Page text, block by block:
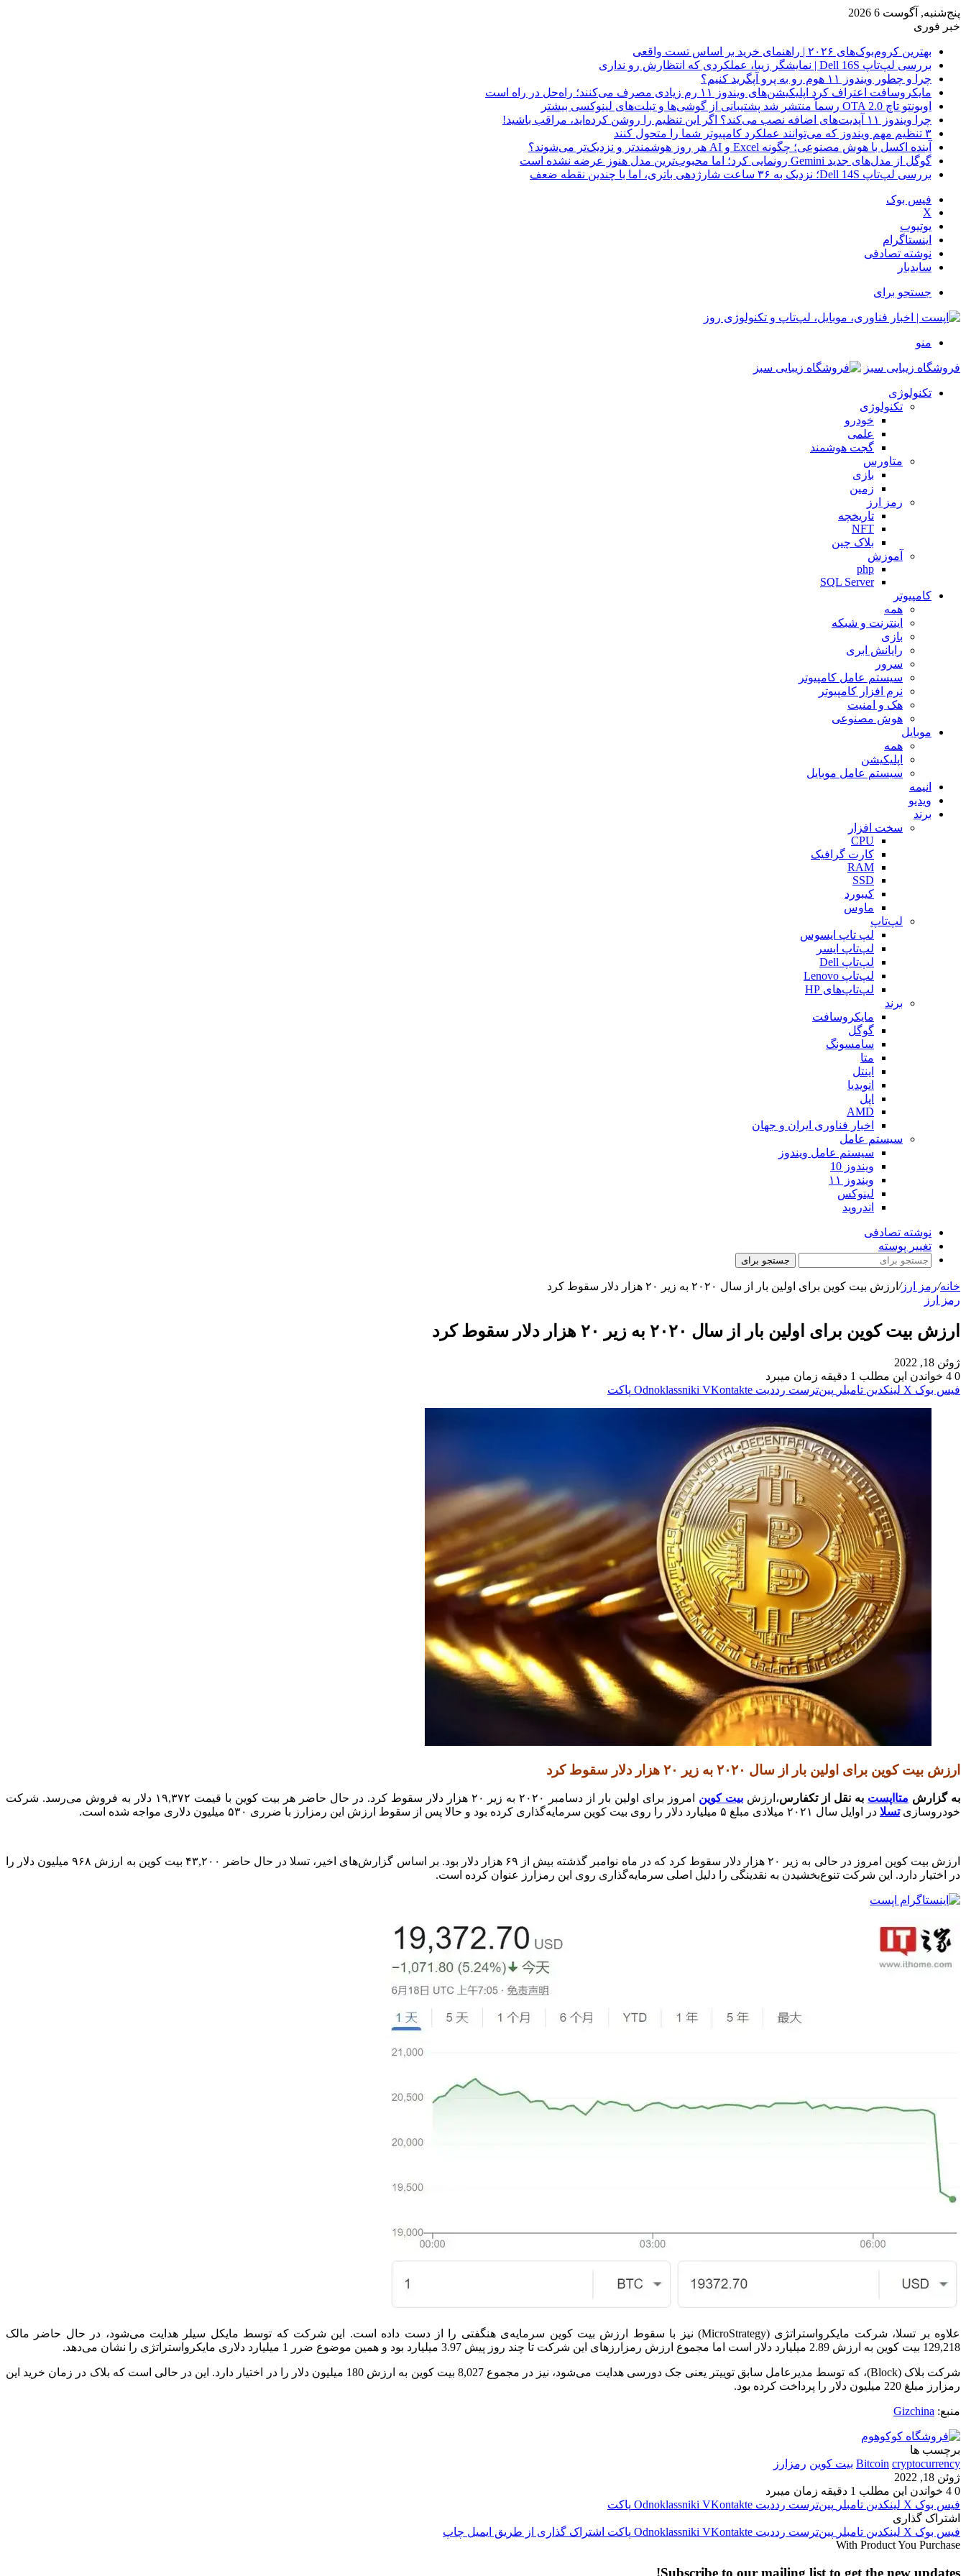
پنج‌شنبه, آگوست 6 2026
خبر فوری
بهترین کروم‌بوک‌های ۲۰۲۶ | راهنمای خرید بر اساس تست واقعی
بررسی لپ‌تاپ Dell 16S | نمایشگر زیبا، عملکردی که انتظارش رو نداری
چرا و چطور ویندوز ۱۱ هوم رو به پرو آپگرید کنیم؟
مایکروسافت اعتراف کرد اپلیکیشن‌های ویندوز ۱۱ رم زیادی مصرف می‌کنند؛ راه‌حل در راه است
اوبونتو تاچ OTA 2.0 رسماً منتشر شد پشتیبانی از گوشی‌ها و تبلت‌های لینوکسی بیشتر
چرا ویندوز ۱۱ آپدیت‌های اضافه نصب می‌کند؟ اگر این تنظیم را روشن کرده‌اید، مراقب باشید!
۳ تنظیم مهم ویندوز که می‌توانند عملکرد کامپیوتر شما را متحول کنند
آینده اکسل با هوش مصنوعی؛ چگونه Excel و AI هر روز هوشمندتر و نزدیک‌تر می‌شوند؟
گوگل از مدل‌های جدید Gemini رونمایی کرد؛ اما محبوب‌ترین مدل هنوز عرضه نشده است
بررسی لپ‌تاپ Dell 14S؛ نزدیک به ۳۶ ساعت شارژدهی باتری، اما با چندین نقطه ضعف
فیس بوک
X
یوتیوب
اینستاگرام
نوشته تصادفی
سایدبار
جستجو برای
منو
فروشگاه زیبایی سبز
تکنولوژی
تکنولوژی
خودرو
علمی
گجت هوشمند
متاورس
بازی
زمین
رمز ارز
تاریخچه
NFT
بلاک چین
آموزش
php
SQL Server
کامپیوتر
همه
اینترنت و شبکه
بازی
رایانش ابری
سرور
سیستم عامل کامپیوتر
نرم افزار کامپیوتر
هک و امنیت
هوش مصنوعی
موبایل
همه
اپلیکیشن
سیستم عامل موبایل
انیمه
ویدیو
برند
سخت افزار
CPU
کارت گرافیک
RAM
SSD
کیبورد
ماوس
لپ‌تاپ
لپ تاپ ایسوس
لپ‌تاپ ایسر
لپ‌تاپ Dell
لپ‌تاپ Lenovo
لپ‌تاپ‌های HP
برند
مایکروسافت
گوگل
سامسونگ
متا
اینتل
انویدیا
اپل
AMD
اخبار فناوری ایران و جهان
سیستم عامل
سیستم عامل ویندوز
ویندوز 10
ویندوز ۱۱
لینوکس
اندروید
نوشته تصادفی
تغییر پوسته
جستجو برای
خانه/رمز ارز/ ارزش بیت کوین برای اولین بار از سال ۲۰۲۰ به زیر ۲۰ هزار دلار سقوط کرد
رمز ارز
ارزش بیت کوین برای اولین بار از سال ۲۰۲۰ به زیر ۲۰ هزار دلار سقوط کرد
ژوئن 18, 2022
0
خواندن این مطلب 1 دقیقه زمان میبرد
فیس بوک X لینکدین ‫تامبلر ‫پین‌ترست ‫رددیت ‫VKontakte
‫Odnoklassniki پاکت
ارزش بیت کوین برای اولین بار از سال ۲۰۲۰ به زیر ۲۰ هزار دلار سقوط کرد
به گزارش متااپست به نقل از تکفارس،ارزش بیت کوین
امروز برای اولین بار از دسامبر ۲۰۲۰ به زیر ۲۰ هزار دلار سقوط کرد. در حال حاضر هر بیت کوین با قیمت ۱۹,۳۷۲ دلار به فروش می‌رسد. شرکت
خودروسازیتسلا در اوایل سال ۲۰۲۱ میلادی مبلغ ۵ میلیارد دلار را روی بیت کوین سرمایه‌گذاری کرده بود و حالا پس از سقوط ارزش این رمزارز با ضرری ۵۳۰ میلیون دلاری مواجه شده است.
ارزش بیت کوین امروز در حالی به زیر ۲۰ هزار دلار سقوط کرد که در ماه نوامبر گذشته بیش از ۶۹ هزار دلار بود. بر اساس گزارش‌های اخیر، تسلا در حال حاضر ۴۳,۲۰۰ بیت کوین به ارزش ۹۶۸ میلیون دلار را
در اختیار دارد. این شرکت تنوع‌بخشیدن به نقدینگی را دلیل اصلی سرمایه‌گذاری روی این رمزارز عنوان کرده است.
علاوه بر تسلا، شرکت مایکرواستراتژی (MicroStrategy) نیز با سقوط ارزش بیت کوین سرمایه‌ی هنگفتی را از دست داده است. این شرکت که توسط مایکل سیلر هدایت می‌شود، در حال حاضر مالک
129,218 بیت کوین به ارزش 2.89 میلیارد دلار است اما مجموع ارزش رمزارزهای این شرکت تا چند روز پیش 3.97 میلیارد بود و همین موضوع ضرر 1 میلیارد دلاری مایکرواستراتژی را نشان می‌دهد.
شرکت بلاک (Block)، که توسط مدیرعامل سابق توییتر یعنی جک دورسی هدایت می‌شود، نیز در مجموع 8,027 بیت کوین به ارزش 180 میلیون دلار را در اختیار دارد. این در حالی است که بلاک در زمان خرید این
رمزارز مبلغ 220 میلیون دلار را پرداخت کرده بود.
منبع: Gizchina
برچسب ها
Bitcoin cryptocurrency بیت‌ کوین رمزارز
ژوئن 18, 2022
0
خواندن این مطلب 1 دقیقه زمان میبرد
فیس بوک X لینکدین ‫تامبلر ‫پین‌ترست ‫رددیت ‫VKontakte
‫Odnoklassniki پاکت
اشتراک گذاری
فیس بوک X لینکدین ‫تامبلر ‫پین‌ترست ‫رددیت ‫VKontakte
‫Odnoklassniki پاکت اشتراک گذاری از طریق ایمیل چاپ
With Product You Purchase
Subscribe to our mailing list to get the new updates!